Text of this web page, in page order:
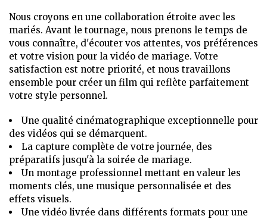
Nous croyons en une collaboration étroite avec les
mariés. Avant le tournage, nous prenons le temps de
vous connaître, d'écouter vos attentes, vos préférences
et votre vision pour la vidéo de mariage. Votre
satisfaction est notre priorité, et nous travaillons
ensemble pour créer un film qui reflète parfaitement
votre style personnel.
Une qualité cinématographique exceptionnelle pour
des vidéos qui se démarquent.
La capture complète de votre journée, des
préparatifs jusqu'à la soirée de mariage.
Un montage professionnel mettant en valeur les
moments clés, une musique personnalisée et des
effets visuels.
Une vidéo livrée dans différents formats pour une